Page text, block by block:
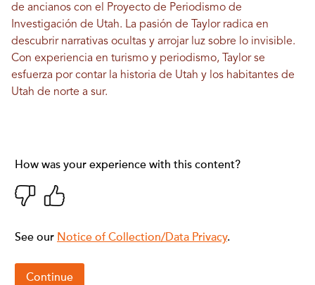
de ancianos con el Proyecto de Periodismo de
Investigación de Utah. La pasión de Taylor radica en
descubrir narrativas ocultas y arrojar luz sobre lo invisible.
Con experiencia en turismo y periodismo, Taylor se
esfuerza por contar la historia de Utah y los habitantes de
Utah de norte a sur.